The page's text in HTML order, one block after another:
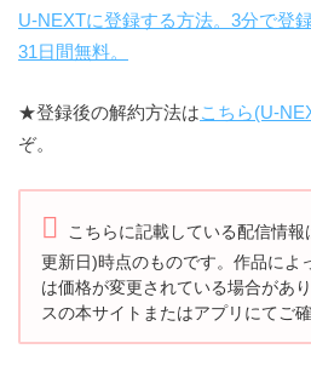
U-NEXTに登録する方法。3分で登
31日間無料。
★登録後の解約方法はこちら(U-
ぞ。
こちらに記載している配信情
更新日)時点のものです。 作品によ
は価格が変更されている場合があり
スの本サイトまたはアプリにてご確